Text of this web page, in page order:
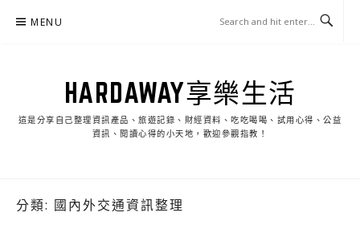
MENU
HARDAWAY享樂生活
這是分享自己整理資訊產品、旅遊記錄、財經資料、吃吃喝喝、試用心得、公益
資訊、閱讀心得的小天地，歡迎參觀指教！
分類: 國內外交通資訊整理